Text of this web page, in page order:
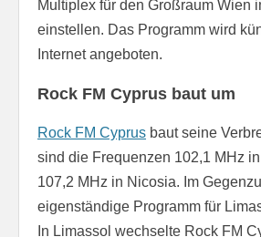
Multiplex für den Großraum Wien
einstellen. Das Programm wird
Internet angeboten.
Rock FM Cyprus baut um
Rock FM Cyprus baut seine
sind die Frequenzen 102,1 MHz
107,2 MHz in Nicosia. Im
eigenständige Programm für
In Limassol wechselte Rock FM